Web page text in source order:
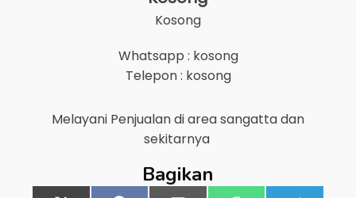
Kosong
Whatsapp : kosong
Telepon : kosong
Melayani Penjualan di areasangattadan
sekitarnya
Bagikan